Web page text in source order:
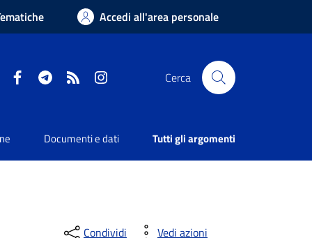
Accedi all'area personale
FacebookTelegramRSS Cerca
Documenti e dati Tutti gli argomenti
Condividi Vedi azioni